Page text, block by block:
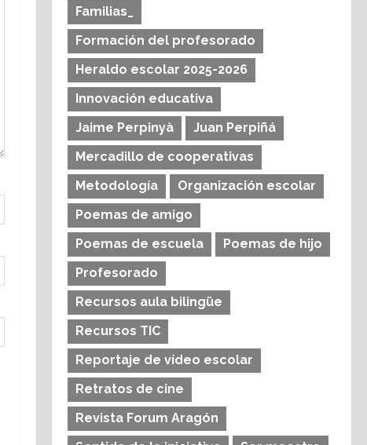
Familias_
Formación del profesorado
Heraldo escolar 2025-2026
Innovación educativa
Jaime Perpinyà
Juan Perpiñá
Mercadillo de cooperativas
Metodología
Organización escolar
Poemas de amigo
Poemas de escuela
Poemas de hijo
Profesorado
Recursos aula bilingüe
Recursos TIC
Reportaje de vídeo escolar
Retratos de cine
Revista Forum Aragón